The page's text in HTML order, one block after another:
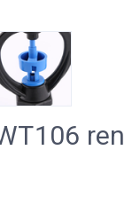
ren